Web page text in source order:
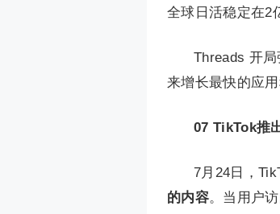
全球日活稳定在2
Threads 开
来增长最快的应
07 TikTok推
7月24日，
的内容。当用户